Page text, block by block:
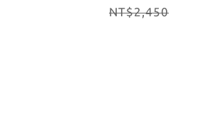
USB3.0轉接擴充卡
NT$2,450